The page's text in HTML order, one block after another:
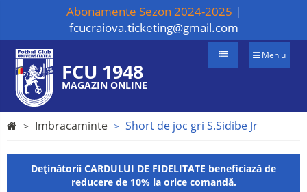
Abonamente Sezon 2024-2025 |
fcucraiova.ticketing@gmail.com
Meniu
FCU 1948
MAGAZIN ONLINE
Imbracaminte Short de joc gri S.Sidibe Jr
Deținătorii CARDULUI DE FIDELITATE beneficiază de
reducere de 10% la orice comandă.